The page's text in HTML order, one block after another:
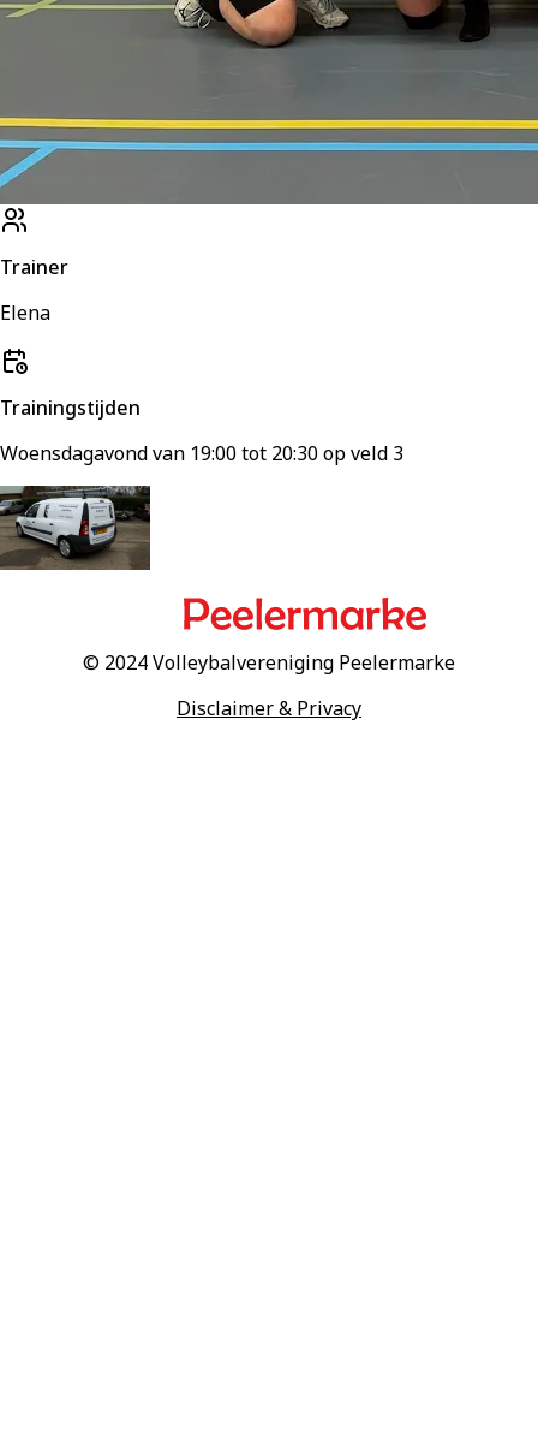
Trainer
Elena
Trainingstijden
Woensdagavond van 19:00tot 20:30op veld 3
© 2024 Volleybalvereniging Peelermarke
Disclaimer & Privacy